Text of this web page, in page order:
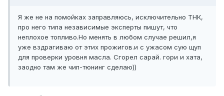
Я же не на помойках заправляюсь, исключительно ТНК,
про него типа независимые эксперты пишут, что
неплохое топливо.Но менять в любом случае решил,я
уже вздрагиваю от этих прожигов.и с ужасом сую щуп
для проверки уровня масла. Сгорел сарай. гори и хата,
заодно там же чип-тюнинг сделаю))